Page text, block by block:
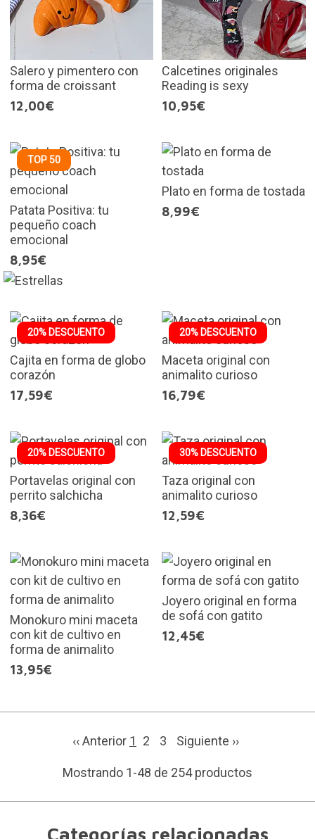
Salero y pimentero con
forma de croissant
12,00€
Calcetines originales
Reading is sexy
10,95€
TOP 50
Patata Positiva: tu
pequeño coach
emocional
8,95€
Plato en forma de tostada
8,99€
20% DESCUENTO
Cajita en forma de globo
corazón
17,59€
20% DESCUENTO
Maceta original con
animalito curioso
16,79€
20% DESCUENTO
Portavelas original con
perrito salchicha
8,36€
30% DESCUENTO
Taza original con
animalito curioso
12,59€
Monokuro mini maceta
con kit de cultivo en
forma de animalito
13,95€
Joyero original en forma
de sofá con gatito
12,45€
‹‹ Anterior 1 2 3 Siguiente ››
Mostrando 1-48 de 254 productos
Categorías relacionadas